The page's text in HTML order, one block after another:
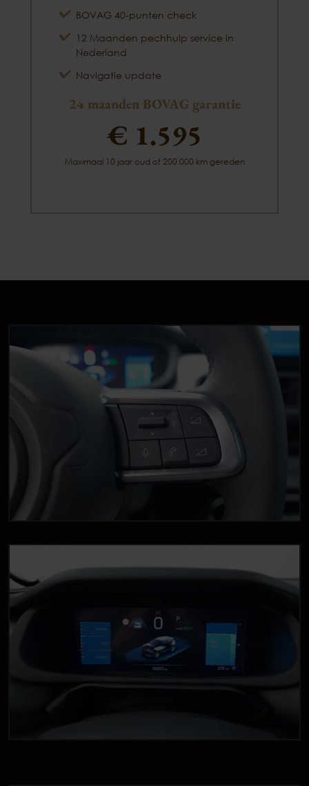
BOVAG 40-punten check
12 Maanden pechhulp service in
Nederland
Navigatie update
24 maanden BOVAG garantie
€ 1.595
Maximaal 10 jaar oud of 200.000 km gereden